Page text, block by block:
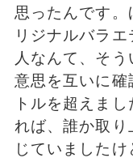
思ったんです。
リジナルバラ
人なんて、そ
意思を互いに確
トルを超えま
れば、誰か取
じていました